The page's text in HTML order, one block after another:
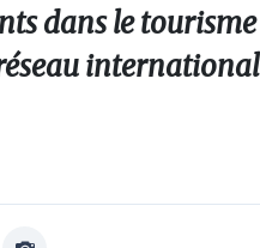
dans le
Afficher